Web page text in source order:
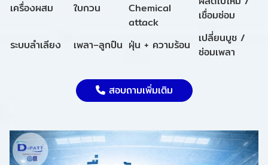
เครื่องผสม
ใบกวน
Chemical
attack
เชื่อมซ่อม
ระบบลำเลียง
เพลา–ลูกปืน ฝุ่น + ความร้อน
เปลี่ยนบูช /
ซ่อมเพลา
สอบถามเพิ่มเติม